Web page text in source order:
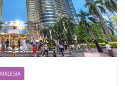
MALESIA